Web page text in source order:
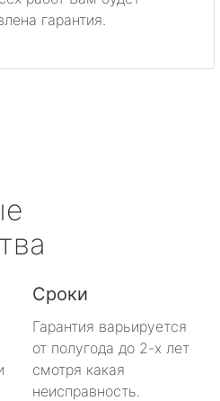
гарантия.
Сроки
Гарантия варьируется
от полугода до 2-х лет
смотря какая
неисправность.